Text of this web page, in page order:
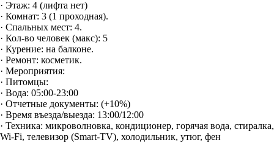
· Этаж: 4 (лифта нет)
· Комнат: 3 (1 проходная).
· Спальных мест: 4.
· Кол-во человек (макс): 5
· Курение: на балконе.
· Ремонт: косметик.
· Мероприятия:
· Питомцы:
· Вода: 05:00-23:00
· Отчетные документы: (+10%)
· Время въезда/выезда: 13:00/12:00
· Техника: микроволновка, кондиционер, горячая вода, стиралка,
Wi-Fi, телевизор (Smart-TV), холодильник, утюг, фен